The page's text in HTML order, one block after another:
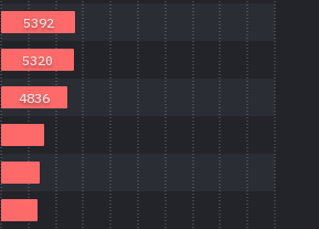
4836
5320
5392